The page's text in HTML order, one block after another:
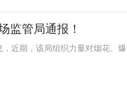
监管局通报！